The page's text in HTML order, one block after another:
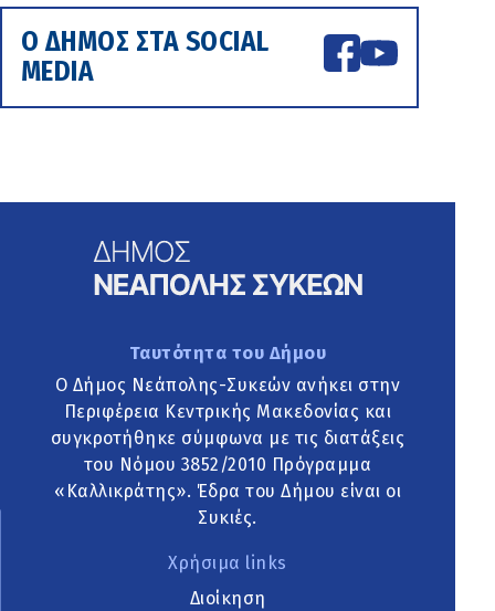
Ο ΔΗΜΟΣ ΣΤΑ SOCIAL
MEDIA
Ταυτότητα του Δήμου
Ο Δήμος Νεάπολης-Συκεών ανήκει στην
Περιφέρεια Κεντρικής Μακεδονίας και
συγκροτήθηκε σύμφωνα με τις διατάξεις
του Νόμου 3852/2010 Πρόγραμμα
«Καλλικράτης». Έδρα του Δήμου είναι οι
Συκιές.
Χρήσιμα links
Διοίκηση